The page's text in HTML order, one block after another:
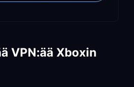
VPN:ää Xboxin